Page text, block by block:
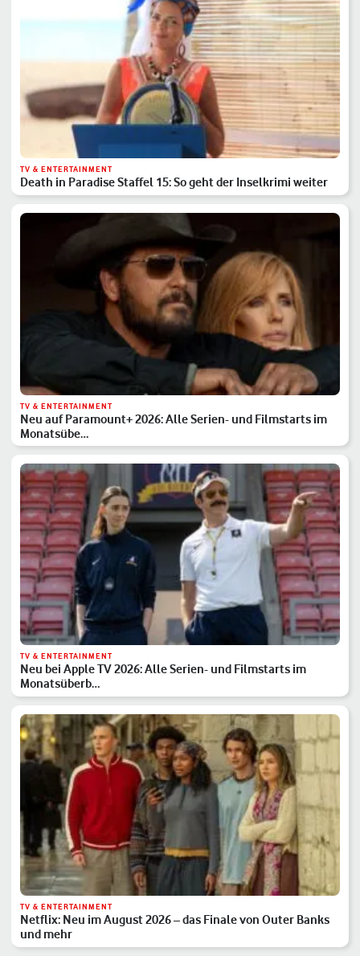
TV & ENTERTAINMENT
Death in Paradise Staffel 15: So geht der Inselkrimi weiter
TV & ENTERTAINMENT
Neu auf Paramount+ 2026: Alle Serien- und Filmstarts im
Monatsübe…
TV & ENTERTAINMENT
Neu bei Apple TV 2026: Alle Serien- und Filmstarts im
Monatsüberb…
TV & ENTERTAINMENT
Netflix: Neu im August 2026 – das Finale von Outer Banks
und mehr